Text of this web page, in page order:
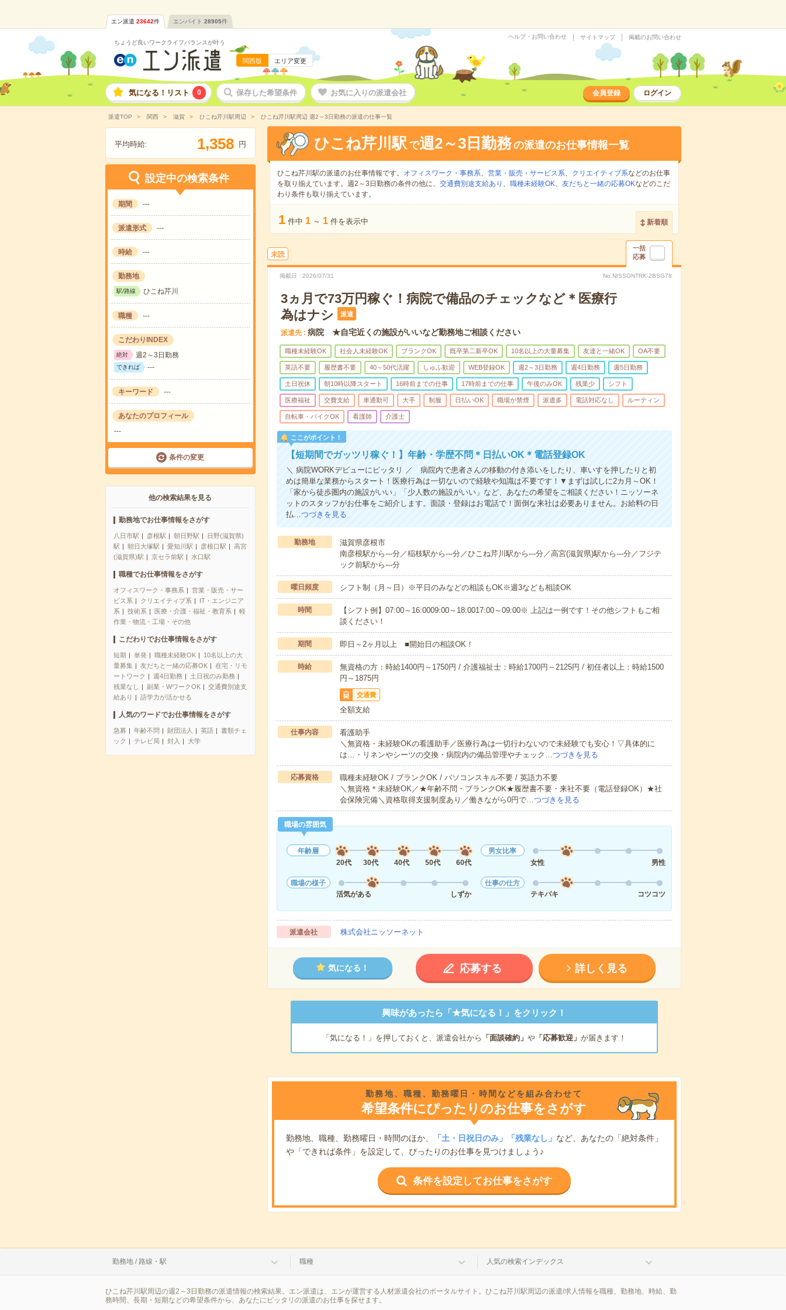
エン派遣 23642件 エンバイト 28905件
ちょうど良いワークライフバランスが叶う
関西版 エリア変更
ヘルプ・お問い合わせ サイトマップ 掲載のお問い合わせ
気になる！リスト 0 保存した希望条件 お気に入りの派遣会社 会員登録 ログイン
派遣TOP 関西 滋賀 ひこね芹川駅周辺 ひこね芹川駅周辺 週2～3日勤務の派遣の仕事一覧
平均時給: 1,358 円
設定中の検索条件
期間 ---
派遣形式 ---
時給 ---
勤務地
駅/路線 ひこね芹川
職種 ---
こだわりINDEX
絶対 週2～3日勤務
できれば ---
キーワード ---
あなたのプロフィール
---
条件の変更
他の検索結果を見る
勤務地でお仕事情報をさがす
八日市駅 彦根駅 朝日野駅
日野(滋賀県)
駅
朝日大塚駅 愛知川駅 彦根口駅
高宮
(滋賀県)駅
京セラ前駅 水口駅
職種でお仕事情報をさがす
オフィスワーク・事務系
営業・販売・サー
ビス系
クリエイティブ系
IT・エンジニア
系
技術系 医療・介護・福祉・教育系
軽
作業・物流・工場・その他
こだわりでお仕事情報をさがす
短期 単発 職種未経験OK
10名以上の大
量募集
友だちと一緒の応募OK
在宅・リモ
ートワーク
週4日勤務
土日祝のみ勤務
残業なし
副業・WワークOK
交通費別途支
給あり
語学力が活かせる
人気のワードでお仕事情報をさがす
急募 年齢不問 財団法人 英語
書類チェ
ック
テレビ局 封入 大学
ひこね芹川駅 で週2～3日勤務の派遣のお仕事情報一覧
ひこね芹川駅の派遣のお仕事情報です。 オフィスワーク・事務系、 営業・販売・サービス系、 クリエイティブ系などのお仕事
を取り揃えています。週2～3日勤務の条件の他に、 交通費別途支給あり 、 職種未経験OK、 友だちと一緒の応募OKなどのこだ
わり条件も取り揃えています。
1 件中 1 ～ 1 件を表示中 新着順
未読
一括
応募
掲載日 2026/07/31 No.NISSONTRK-2BSG78
3ヵ月で73万円稼ぐ！病院で備品のチェックなど＊医療行
為はナシ
派遣
派遣先 病院 ★自宅近くの施設がいいなど勤務地ご相談ください
職種未経験OK 社会人未経験OK ブランクOK 既卒第二新卒OK 10名以上の大量募集 友達と一緒OK OA不要
英語不要 履歴書不要 40～50代活躍 しゅふ歓迎 WEB登録OK 週2～3日勤務 週4日勤務 週5日勤務
土日祝休 朝10時以降スタート 16時前までの仕事 17時前までの仕事 午後のみOK 残業少 シフト
医療福祉 交費支給 車通勤可 大手 制服 日払いOK 職場が禁煙 派遣多 電話対応なし ルーティン
自転車・バイクOK 看護師 介護士
ここがポイント！
【短期間でガッツリ稼ぐ！】年齢・学歴不問＊日払いOK＊電話登録OK
＼ 病院WORKデビューにピッタリ ／ 病院内で患者さんの移動の付き添いをしたり、車いすを押したりと初
めは簡単な業務からスタート！医療行為は一切ないので経験や知識は不要です！▼まずは試しに2カ月～OK！
「家から徒歩圏内の施設がいい」「少人数の施設がいい」など、あなたの希望をご相談ください！ニッソーネ
ットのスタッフがお仕事をご紹介します。面談・登録はお電話で！面倒な来社は必要ありません。お給料の日
払…つづきを見る
勤務地
滋賀県彦根市
南彦根駅から---分／稲枝駅から---分／ひこね芹川駅から---分／高宮(滋賀県)駅から---分／フジテ
ック前駅から---分
曜日頻度 シフト制（月～日）※平日のみなどの相談もOK※週3なども相談OK
時間
【シフト例】07:00～16:0009:00～18:0017:00～09:00※ 上記は一例です！その他シフトもご相
談ください！
期間 即日～2ヶ月以上 ■開始日の相談OK！
時給
無資格の方：時給1400円～1750円 / 介護福祉士：時給1700円～2125円 / 初任者以上：時給1500
円～1875円
交通費
全額支給
仕事内容
看護助手
＼無資格・未経験OKの看護助手／医療行為は一切行わないので未経験でも安心！▽具体的に
は…・リネンやシーツの交換・病院内の備品管理やチェック…つづきを見る
応募資格
職種未経験OK / ブランクOK / パソコンスキル不要 / 英語力不要
＼無資格＊未経験OK／★年齢不問・ブランクOK★履歴書不要・来社不要（電話登録OK）★社
会保険完備＼資格取得支援制度あり／働きながら0円で…つづきを見る
職場の雰囲気
年齢層
20代
30代 40代 50代 60代
男女比率
女性
男性
職場の様子
活気がある
しずか
仕事の仕方
テキパキ
コツコツ
派遣会社 株式会社ニッソーネット
気になる！ 応募する 詳しく見る
興味があったら「★気になる！」をクリック！
「気になる！」を押しておくと、派遣会社から 「面談確約」 や「応募歓迎」 が届きます！
勤務地、職種、勤務曜日・時間などを組み合わせて
希望条件にぴったりのお仕事をさがす
勤務地、職種、勤務曜日・時間のほか、 「土・日祝日のみ」「残業なし」 など、あなたの「絶対条件」
や「できれば条件」を設定して、ぴったりのお仕事を見つけましょう♪
条件を設定してお仕事をさがす
勤務地 / 路線・駅 職種 人気の検索インデックス
ひこね芹川駅周辺の週2～3日勤務の派遣情報の検索結果。エン派遣は、エンが運営する人材派遣会社のポータルサイト。ひこね芹川駅周辺の派遣/求人情報を職種、勤務地、時給、勤
務時間、長期・短期などの希望条件から、あなたにピッタリの派遣のお仕事を探せます。